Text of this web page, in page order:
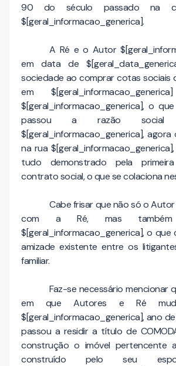
90 do século passado na
$[geral_informacao_generica].
A Ré e o Autor
em data de
sociedade ao comprar cotas sociais
em
$[geral_informacao_generica], o
passou a razão social
$[geral_informacao_generica],
na rua
tudo demonstrado pela
contrato social, o que se colaciona
Cabe frisar que não só o
com a Ré, mas
$[geral_informacao_generica], o que
amizade existente entre os
familiar.
Faz-se necessário mencionar
em que Autores e Ré
$[geral_informacao_generica], ano
passou a residir a título de
construção o imóvel pertencente
construído pelo seu